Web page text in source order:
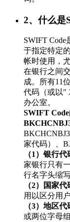
2、什么是
SWIFT
于指定特定
帐时使用，
在银行之间
成。所有11
代码（或以"
办公室。
SWIFT
家代码）、
（1）银行
家银行只有
行名字头缩
（2）国家
用以区分用
（3）地区
或两位字母